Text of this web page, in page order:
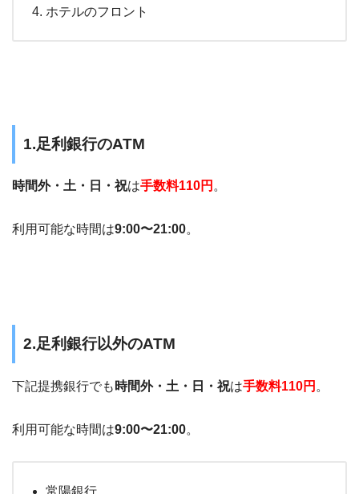
ホテルのフロント
1.足利銀行のATM
時間外・土・日・祝は手数料110円 。
利用可能な時間は9:00〜21:00。
2.足利銀行以外のATM
下記提携銀行でも 時間外・土・日・祝は手数料110円 。
利用可能な時間は9:00〜21:00。
常陽銀行